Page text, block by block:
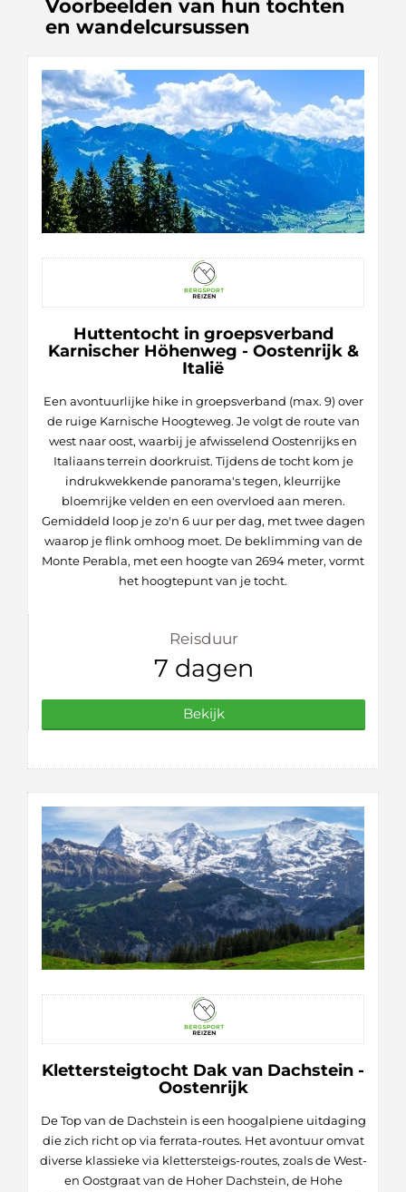
Voorbeelden van hun tochten
en wandelcursussen
Huttentocht in groepsverband
Karnischer Höhenweg - Oostenrijk &
Italië
Een avontuurlijke hike in groepsverband (max. 9) over
de ruige Karnische Hoogteweg. Je volgt de route van
west naar oost, waarbij je afwisselend Oostenrijks en
Italiaans terrein doorkruist. Tijdens de tocht kom je
indrukwekkende panorama's tegen, kleurrijke
bloemrijke velden en een overvloed aan meren.
Gemiddeld loop je zo'n 6 uur per dag, met twee dagen
waarop je flink omhoog moet. De beklimming van de
Monte Perabla, met een hoogte van 2694 meter, vormt
het hoogtepunt van je tocht.
Reisduur
7 dagen
Bekijk
Klettersteigtocht Dak van Dachstein -
Oostenrijk
De Top van de Dachstein is een hoogalpiene uitdaging
die zich richt op via ferrata-routes. Het avontuur omvat
diverse klassieke via klettersteigs-routes, zoals de West-
en Oostgraat van de Hoher Dachstein, de Hohe